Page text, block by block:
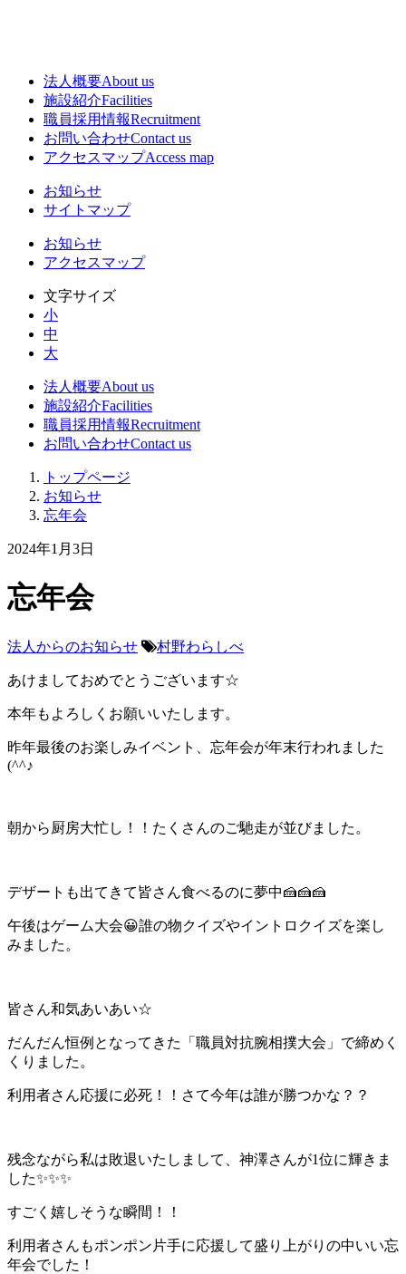
法人概要About us
施設紹介Facilities
職員採用情報Recruitment
お問い合わせContact us
アクセスマップAccess map
お知らせ
サイトマップ
お知らせ
アクセスマップ
文字サイズ
小
中
大
法人概要About us
施設紹介Facilities
職員採用情報Recruitment
お問い合わせContact us
トップページ
お知らせ
忘年会
2024年1月3日
忘年会
法人からのお知らせ 村野わらしべ
あけましておめでとうございます☆
本年もよろしくお願いいたします。
昨年最後のお楽しみイベント、忘年会が年末行われました
(^^♪
朝から厨房大忙し！！たくさんのご馳走が並びました。
デザートも出てきて皆さん食べるのに夢中🍰🍰🍰
午後はゲーム大会😀誰の物クイズやイントロクイズを楽し
みました。
皆さん和気あいあい☆
だんだん恒例となってきた「職員対抗腕相撲大会」で締めく
くりました。
利用者さん応援に必死！！さて今年は誰が勝つかな？？
残念ながら私は敗退いたしまして、神澤さんが1位に輝きま
した✨✨✨
すごく嬉しそうな瞬間！！
利用者さんもポンポン片手に応援して盛り上がりの中いい忘
年会でした！